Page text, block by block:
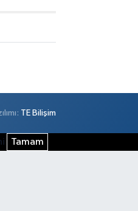
TE Bilişim
Tamam